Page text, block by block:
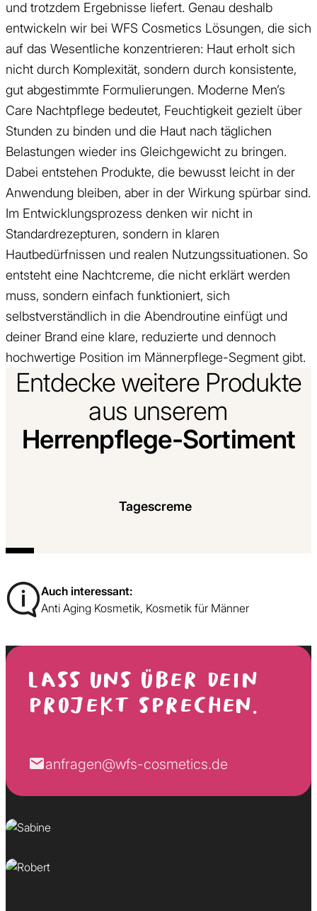
und trotzdem Ergebnisse liefert. Genau deshalb
entwickeln wir bei WFS Cosmetics Lösungen, die sich
auf das Wesentliche konzentrieren: Haut erholt sich
nicht durch Komplexität, sondern durch konsistente,
gut abgestimmte Formulierungen. Moderne Men’s
Care Nachtpflege bedeutet, Feuchtigkeit gezielt über
Stunden zu binden und die Haut nach täglichen
Belastungen wieder ins Gleichgewicht zu bringen.
Dabei entstehen Produkte, die bewusst leicht in der
Anwendung bleiben, aber in der Wirkung spürbar sind.
Im Entwicklungsprozess denken wir nicht in
Standardrezepturen, sondern in klaren
Hautbedürfnissen und realen Nutzungssituationen. So
entsteht eine Nachtcreme, die nicht erklärt werden
muss, sondern einfach funktioniert, sich
selbstverständlich in die Abendroutine einfügt und
deiner Brand eine klare, reduzierte und dennoch
hochwertige Position im Männerpflege-Segment gibt.
Entdecke weitere Produkte
aus unserem
Herrenpflege-Sortiment
Tagescreme
Auch interessant:
Anti Aging Kosmetik, Kosmetik für Männer
LASS UNS ÜBER DEIN
PROJEKT SPRECHEN.
anfragen@wfs-cosmetics.de
Sabine
Wunscherfüllerin
Kundenversteher